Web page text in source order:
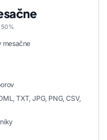
50%
mesačne
TXT, JPG, PNG, CSV,